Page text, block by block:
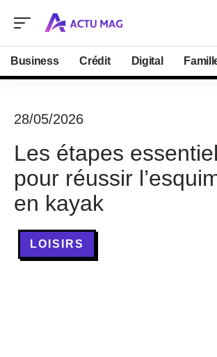
Business Crédit Digital
28/05/2026
Les étapes
pour réussir
en kayak
LOISIRS